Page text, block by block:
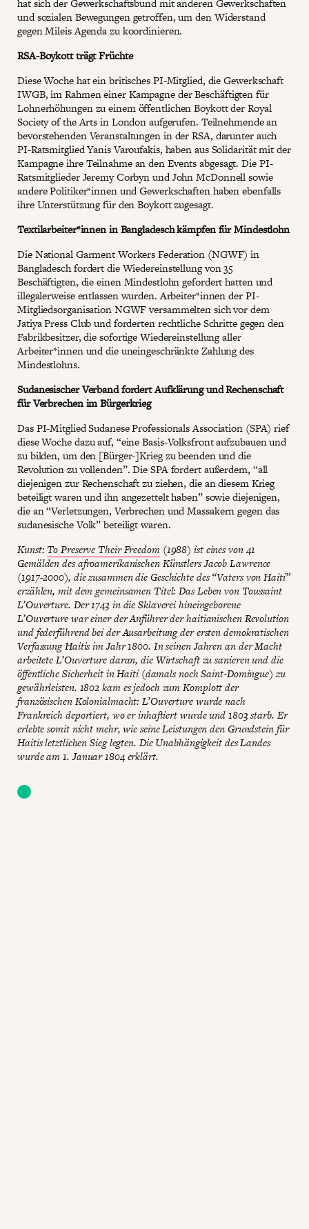
hat sich der Gewerkschaftsbund mit anderen Gewerkschaften
und sozialen Bewegungen getroffen, um den Widerstand
gegen Mileis Agenda zu koordinieren.
RSA-Boykott trägt Früchte
Diese Woche hat ein britisches PI-Mitglied, die Gewerkschaft
IWGB, im Rahmen einer Kampagne der Beschäftigten für
Lohnerhöhungen zu einem öffentlichen Boykott der Royal
Society of the Arts in London aufgerufen. Teilnehmende an
bevorstehenden Veranstaltungen in der RSA, darunter auch
PI-Ratsmitglied Yanis Varoufakis, haben aus Solidarität mit der
Kampagne ihre Teilnahme an den Events abgesagt. Die PI-
Ratsmitglieder Jeremy Corbyn und John McDonnell sowie
andere Politiker*innen und Gewerkschaften haben ebenfalls
ihre Unterstützung für den Boykott zugesagt.
Textilarbeiter*innen in Bangladesch kämpfen für Mindestlohn
Die National Garment Workers Federation (NGWF) in
Bangladesch fordert die Wiedereinstellung von 35
Beschäftigten, die einen Mindestlohn gefordert hatten und
illegalerweise entlassen wurden. Arbeiter*innen der PI-
Mitgliedsorganisation NGWF versammelten sich vor dem
Jatiya Press Club und forderten rechtliche Schritte gegen den
Fabrikbesitzer, die sofortige Wiedereinstellung aller
Arbeiter*innen und die uneingeschränkte Zahlung des
Mindestlohns.
Sudanesischer Verband fordert Aufklärung und Rechenschaft
für Verbrechen im Bürgerkrieg
Das PI-Mitglied Sudanese Professionals Association (SPA) rief
diese Woche dazu auf, “eine Basis-Volksfront aufzubauen und
zu bilden, um den [Bürger-]Krieg zu beenden und die
Revolution zu vollenden”. Die SPA fordert außerdem, “all
diejenigen zur Rechenschaft zu ziehen, die an diesem Krieg
beteiligt waren und ihn angezettelt haben” sowie diejenigen,
die an “Verletzungen, Verbrechen und Massakern gegen das
sudanesische Volk” beteiligt waren.
Kunst: To Preserve Their Freedom(1988) ist eines von 41
Gemälden des afroamerikanischen Künstlers Jacob Lawrence
(1917-2000), die zusammen die Geschichte des “Vaters von Haiti”
erzählen, mit dem gemeinsamen Titel: Das Leben von Toussaint
L’Ouverture. Der 1743 in die Sklaverei hineingeborene
L’Ouverture war einer der Anführer der haitianischen Revolution
und federführend bei der Ausarbeitung der ersten demokratischen
Verfassung Haitis im Jahr 1800. In seinen Jahren an der Macht
arbeitete L’Ouverture daran, die Wirtschaft zu sanieren und die
öffentliche Sicherheit in Haiti (damals noch Saint-Domingue) zu
gewährleisten. 1802 kam es jedoch zum Komplott der
französischen Kolonialmacht: L’Ouverture wurde nach
Frankreich deportiert, wo er inhaftiert wurde und 1803 starb. Er
erlebte somit nicht mehr, wie seine Leistungen den Grundstein für
Haitis letztlichen Sieg legten. Die Unabhängigkeit des Landes
wurde am 1. Januar 1804 erklärt.